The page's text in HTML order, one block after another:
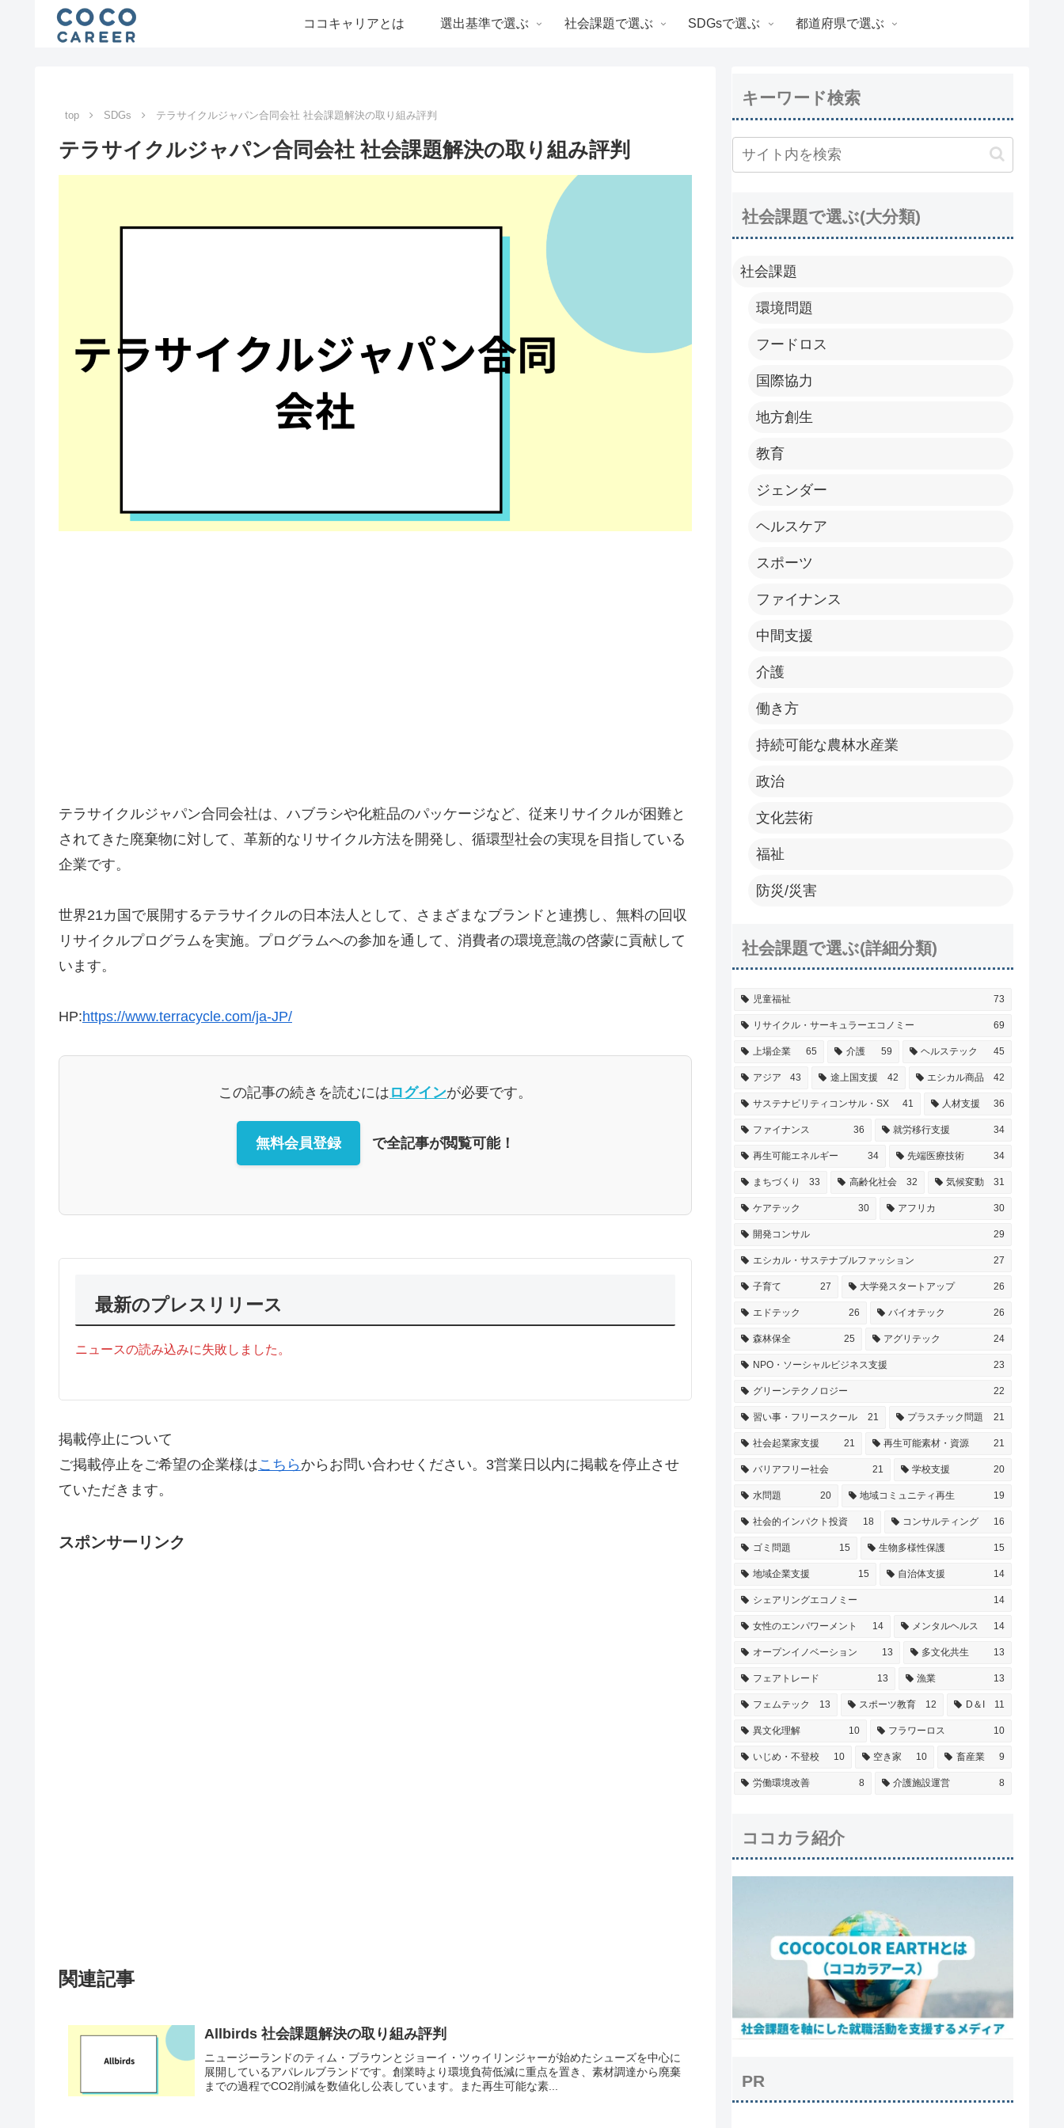
ココキャリアとは 選出基準で選ぶ 社会課題で選ぶ SDGsで選ぶ 都道府県で選ぶ
top SDGs テラサイクルジャパン合同会社 社会課題解決の取り組み評判
テラサイクルジャパン合同会社 社会課題解決の取り組み評判
テラサイクルジャパン合同会社は、ハブラシや化粧品のパッケージなど、従来リサイクルが困難と
されてきた廃棄物に対して、革新的なリサイクル方法を開発し、循環型社会の実現を目指している
企業です。
世界21カ国で展開するテラサイクルの日本法人として、さまざまなブランドと連携し、無料の回収
リサイクルプログラムを実施。プログラムへの参加を通して、消費者の環境意識の啓蒙に貢献して
います。
HP:https://www.terracycle.com/ja-JP/
この記事の続きを読むには ログインが必要です。
無料会員登録 で全記事が閲覧可能！
最新のプレスリリース
ニュースの読み込みに失敗しました。
掲載停止について
ご掲載停止をご希望の企業様はこちら からお問い合わせください。3営業日以内に掲載を停止させ
ていただきます。
スポンサーリンク
関連記事
Allbirds 社会課題解決の取り組み評判
​​ニュージーランドのティム・ブラウンとジョーイ・ツゥイリンジャーが始めたシューズを中心に
展開しているアパレルブランドです。創業時より環境負荷低減に重点を置き、素材調達から廃棄
までの過程でCO2削減を数値化し公表しています。また再生可能な素...
キーワード検索
社会課題で選ぶ(大分類)
社会課題
環境問題
フードロス
国際協力
地方創生
教育
ジェンダー
ヘルスケア
スポーツ
ファイナンス
中間支援
介護
働き方
持続可能な農林水産業
政治
文化芸術
福祉
防災/災害
社会課題で選ぶ(詳細分類)
児童福祉 73
リサイクル・サーキュラーエコノミー 69
上場企業 65 介護 59 ヘルステック 45
アジア 43 途上国支援 42 エシカル商品 42
サステナビリティコンサル・SX 41 人材支援 36
ファイナンス 36 就労移行支援 34
再生可能エネルギー 34 先端医療技術 34
まちづくり 33 高齢化社会 32 気候変動 31
ケアテック 30 アフリカ 30
開発コンサル 29
エシカル・サステナブルファッション 27
子育て 27 大学発スタートアップ 26
エドテック 26 バイオテック 26
森林保全 25 アグリテック 24
NPO・ソーシャルビジネス支援 23
グリーンテクノロジー 22
習い事・フリースクール 21 プラスチック問題 21
社会起業家支援 21 再生可能素材・資源 21
バリアフリー社会 21 学校支援 20
水問題 20 地域コミュニティ再生 19
社会的インパクト投資 18 コンサルティング 16
ゴミ問題 15 生物多様性保護 15
地域企業支援 15 自治体支援 14
シェアリングエコノミー 14
女性のエンパワーメント 14 メンタルヘルス 14
オープンイノベーション 13 多文化共生 13
フェアトレード 13 漁業 13
フェムテック 13 スポーツ教育 12 D＆I 11
異文化理解 10 フラワーロス 10
いじめ・不登校 10 空き家 10 畜産業 9
労働環境改善 8 介護施設運営 8
ココカラ紹介
PR